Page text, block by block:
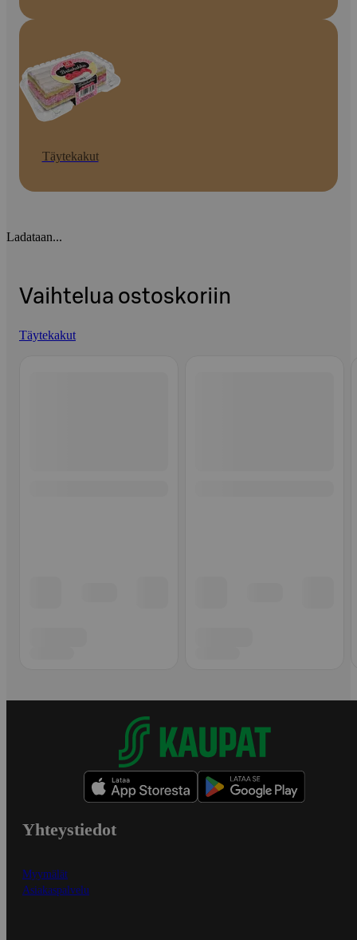
Täytekakut
Ladataan...
Vaihtelua ostoskoriin
Täytekakut
Yhteystiedot
Myymälät
Asiakaspalvelu